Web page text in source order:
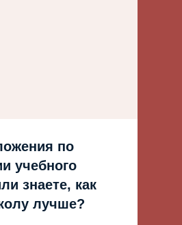
по
учебного
знаете, как
лучше?